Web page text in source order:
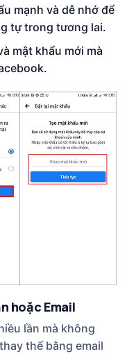
mạnh và dễ nhớ để
tự trong tương lai.
mật khẩu mới mà
hoặc Email
lần mà không
thế bằng email